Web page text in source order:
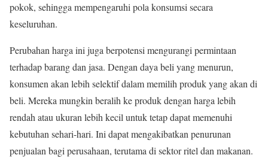
pokok, sehingga mempengaruhi pola konsumsi secara
keseluruhan.
Perubahan harga ini juga berpotensi mengurangi permintaan
terhadap barang dan jasa. Dengan daya beli yang menurun,
konsumen akan lebih selektif dalam memilih produk yang akan di
beli. Mereka mungkin beralih ke produk dengan harga lebih
rendah atau ukuran lebih kecil untuk tetap dapat memenuhi
kebutuhan sehari-hari. Ini dapat mengakibatkan penurunan
penjualan bagi perusahaan, terutama di sektor ritel dan makanan.